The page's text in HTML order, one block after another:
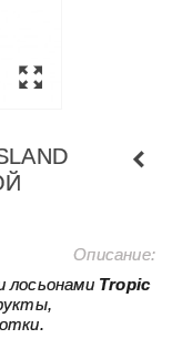
Описание:
лосьонами Tropic